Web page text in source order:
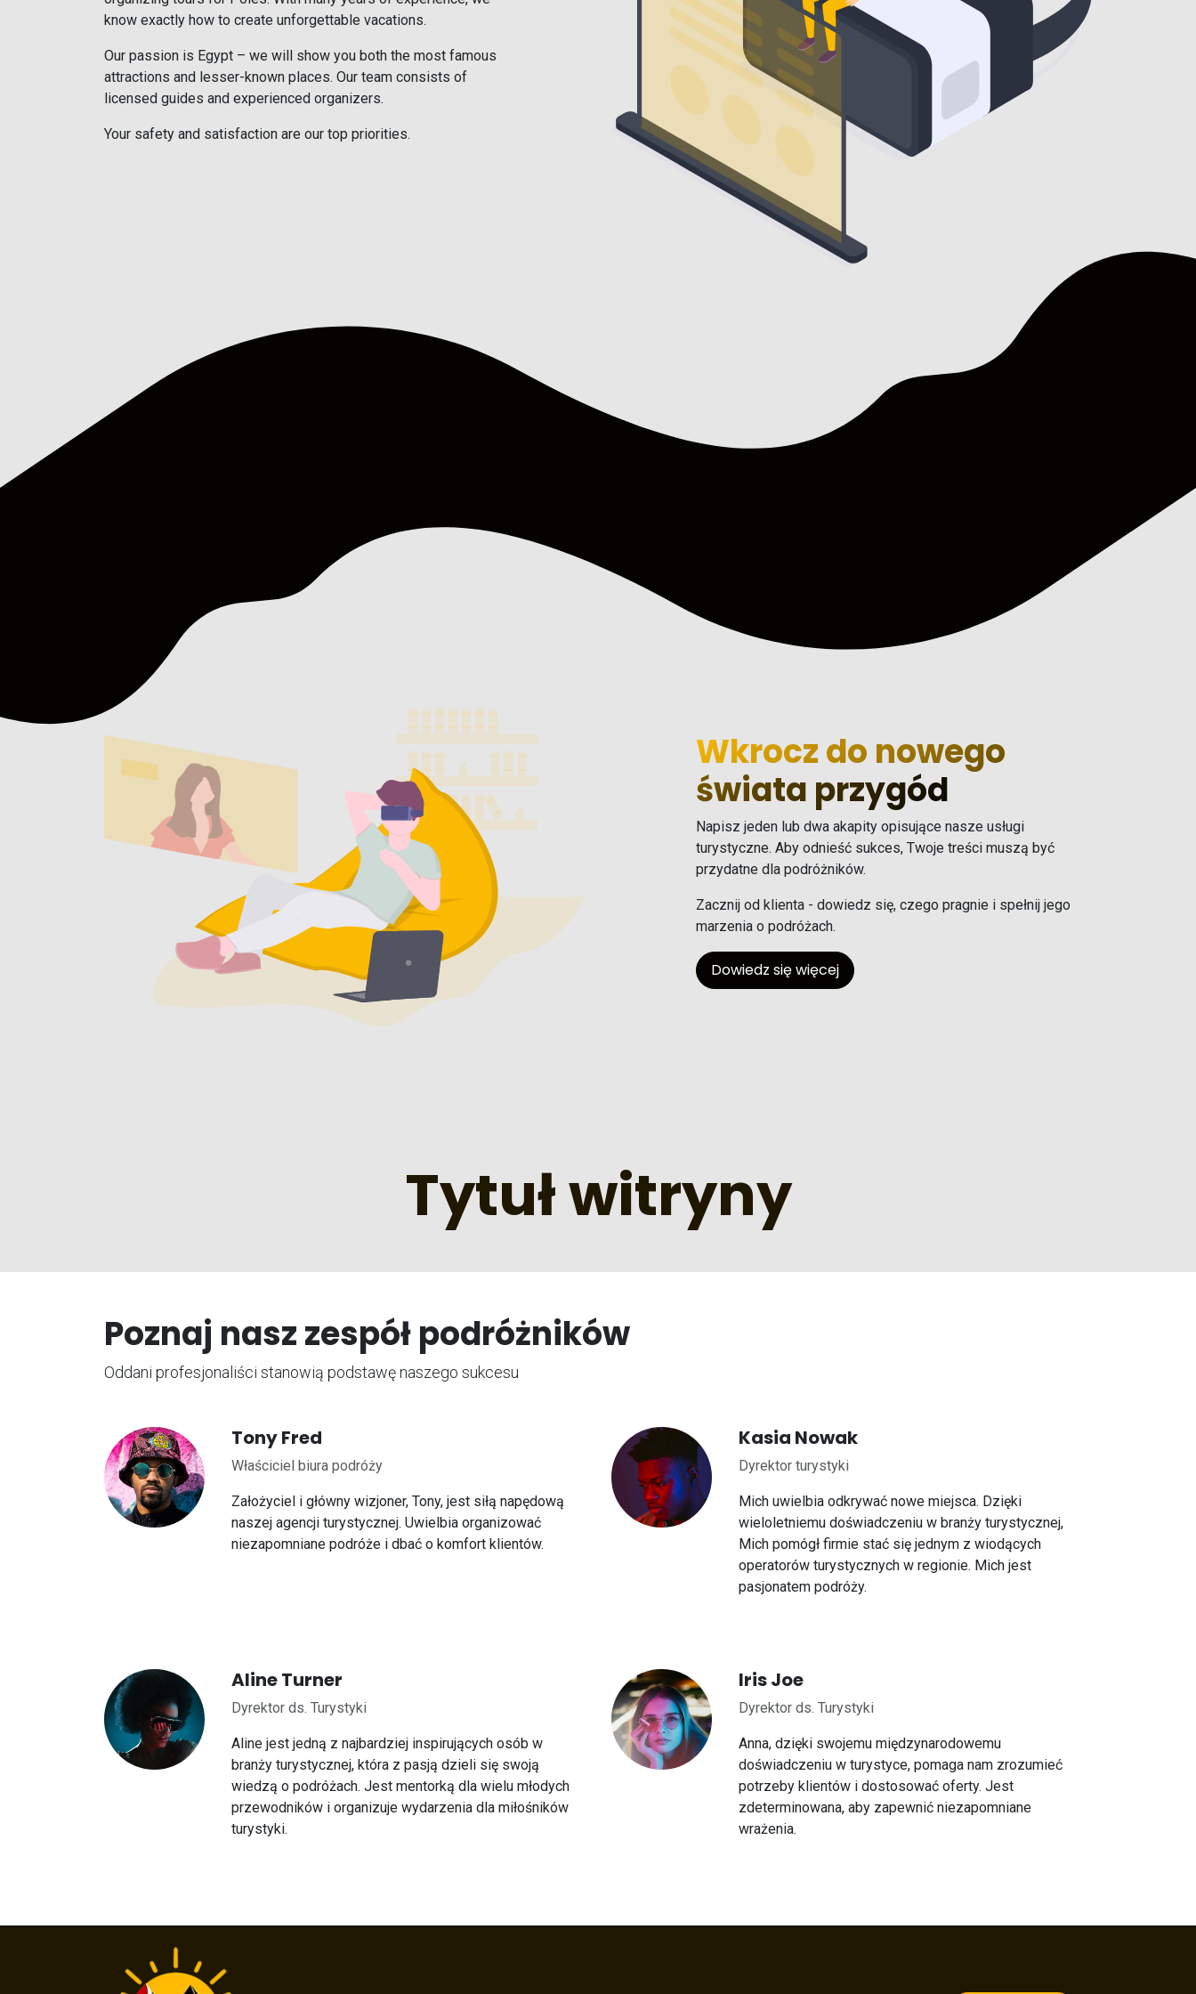
know exactly how to create unforgettable vacations.
Our passion is Egypt – we will show you both the most famous
attractions and lesser-known places. Our team consists of
licensed guides and experienced organizers.
Your safety and satisfaction are our top priorities.
Wkrocz do nowego
świata przygód
Napisz jeden lub dwa akapity opisujące nasze usługi
turystyczne. Aby odnieść sukces, Twoje treści muszą być
przydatne dla podróżników.
Zacznij od klienta - dowiedz się, czego pragnie i spełnij jego
marzenia o podróżach.
Dowiedz się więcej
Tytuł witryny
Poznaj nasz zespół podróżników
Oddani profesjonaliści stanowią podstawę naszego sukcesu
Tony Fred
Właściciel biura podróży
Założyciel i główny wizjoner, Tony, jest siłą napędową
naszej agencji turystycznej. Uwielbia organizować
niezapomniane podróże i dbać o komfort klientów.
Kasia Nowak
Dyrektor turystyki
Mich uwielbia odkrywać nowe miejsca. Dzięki
wieloletniemu doświadczeniu w branży turystycznej,
Mich pomógł firmie stać się jednym z wiodących
operatorów turystycznych w regionie. Mich jest
pasjonatem podróży.
Aline Turner
Dyrektor ds. Turystyki
Aline jest jedną z najbardziej inspirujących osób w
branży turystycznej, która z pasją dzieli się swoją
wiedzą o podróżach. Jest mentorką dla wielu młodych
przewodników i organizuje wydarzenia dla miłośników
turystyki.
Iris Joe
Dyrektor ds. Turystyki
Anna, dzięki swojemu międzynarodowemu
doświadczeniu w turystyce, pomaga nam zrozumieć
potrzeby klientów i dostosować oferty. Jest
zdeterminowana, aby zapewnić niezapomniane
wrażenia.